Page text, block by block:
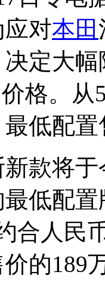
对本田
决定大
格。从
最低配
款将
低配
合人民
价的189